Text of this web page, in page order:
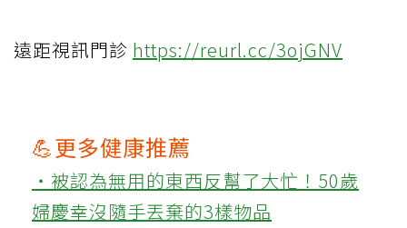
遠距視訊門診 https://reurl.cc/3ojGNV
💪更多健康推薦
‧被認為無用的東西反幫了大忙！50歲
婦慶幸沒隨手丟棄的3樣物品